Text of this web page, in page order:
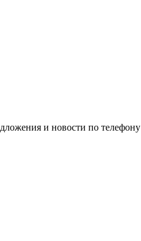
и новости по телефону